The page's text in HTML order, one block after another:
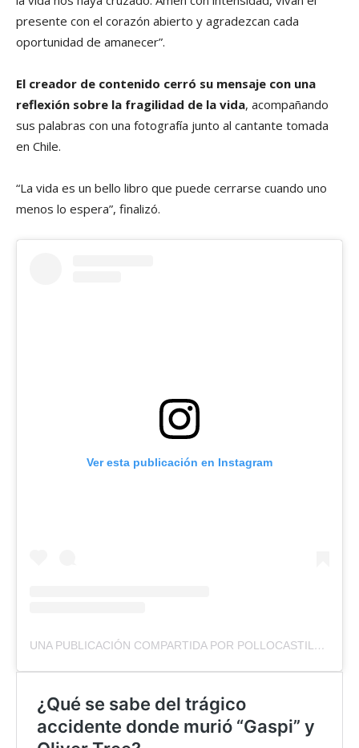
presente con el corazón abierto y agradezcan cada
oportunidad de amanecer”.
El creador de contenido cerró su mensaje con una
reflexión sobre la fragilidad de la vida, acompañando
sus palabras con una fotografía junto al cantante tomada
en Chile.
“La vida es un bello libro que puede cerrarse cuando uno
menos lo espera”, finalizó.
Ver esta publicación en Instagram
UNA PUBLICACIÓN COMPARTIDA POR POLLOCASTILLO (@POLLOSUS)